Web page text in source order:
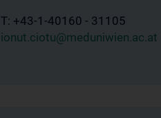
T: +43-1-40160 - 31105
ionut.ciotu@meduniwien.ac.at